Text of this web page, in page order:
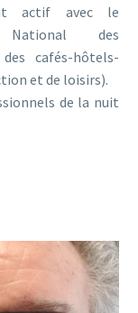
actif avec le
National des
cafés-hôtels-
et de loisirs).
de la nuit